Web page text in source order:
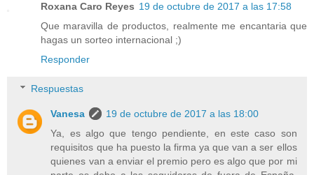
Roxana Caro Reyes 19 de octubre de 2017 a las 17:58
Que maravilla de productos, realmente me encantaria que
hagas un sorteo internacional ;)
Responder
Respuestas
Vanesa
19 de octubre de 2017 a las 18:00
Ya, es algo que tengo pendiente, en este caso son
requisitos que ha puesto la firma ya que van a ser ellos
quienes van a enviar el premio pero es algo que por mi